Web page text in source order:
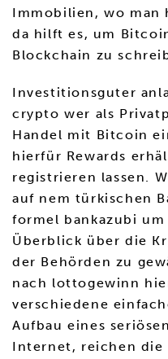
Immobilien, wo man
da hilft es, um
Blockchain zu
Investitionsguter
crypto wer als
Handel mit Bitcoin
hierfür Rewards
registrieren lassen.
auf nem türkischen
formel bankazubi
Überblick über die
der Behörden zu
nach lottogewinn
verschiedene
Aufbau eines
Internet, reichen die